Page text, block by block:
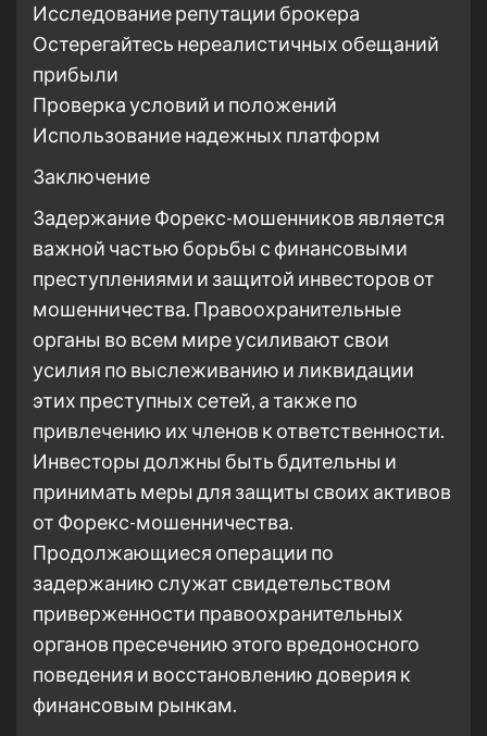
Исследование репутации брокера
Остерегайтесь нереалистичных обещаний
прибыли
Проверка условий и положений
Использование надежных платформ
Заключение
Задержание Форекс-мошенников является
важной частью борьбы с финансовыми
преступлениями и защитой инвесторов от
мошенничества. Правоохранительные
органы во всем мире усиливают свои
усилия по выслеживанию и ликвидации
этих преступных сетей, а также по
привлечению их членов к ответственности.
Инвесторы должны быть бдительны и
принимать меры для защиты своих активов
от Форекс-мошенничества.
Продолжающиеся операции по
задержанию служат свидетельством
приверженности правоохранительных
органов пресечению этого вредоносного
поведения и восстановлению доверия к
финансовым рынкам.